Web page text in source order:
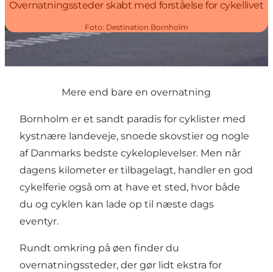
Overnatningssteder skabt med forståelse for cykellivet
Foto: Destination Bornholm
Mere end bare en overnatning
Bornholm er et sandt paradis for cyklister med
kystnære landeveje, snoede skovstier og nogle
af Danmarks bedste cykeloplevelser. Men når
dagens kilometer er tilbagelagt, handler en god
cykelferie også om at have et sted, hvor både
du og cyklen kan lade op til næste dags
eventyr.
Rundt omkring på øen finder du
overnatningssteder, der gør lidt ekstra for